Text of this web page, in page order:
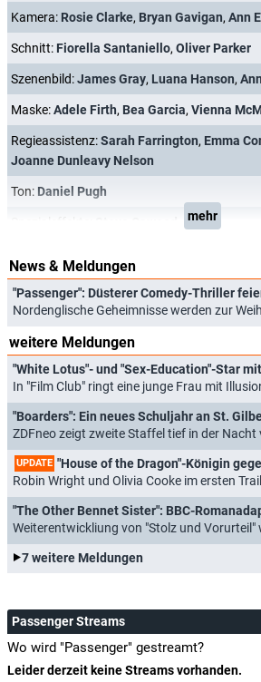
Kamera: Rosie Clarke, Bryan Gavigan, Ann
Schnitt: Fiorella Santaniello, Oliver Parker
Szenenbild:James Gray, Luana Hanson,
Maske:Adele Firth, Bea Garcia, Vienna
Regieassistenz:Sarah Farrington, Emma
Joanne Dunleavy Nelson
Ton: Daniel Pugh
mehr
News & Meldungen
Nordenglische Geheimnisse werden zur
weitere Meldungen
In "Film Club" ringt eine junge Frau mit Illusionen und den harschen
ZDFneo zeigt zweite Staffel tief in der Nacht versteckt in
UPDATE "House of the Dragon"-Königin gegen "House of
Robin Wright und Olivia Cooke im ersten Trailer zum
Weiterentwickliung von "Stolz und Vorurteil" wird anlässlich Jane
7 weitere Meldungen
Passenger Streams
Wo wird "Passenger" gestreamt?
Leider derzeit keine Streams vorhanden.